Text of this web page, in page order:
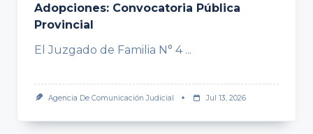
Adopciones: Convocatoria Pública
Provincial
El Juzgado de Familia N° 4 ...
Agencia De Comunicación Judicial Jul 13, 2026